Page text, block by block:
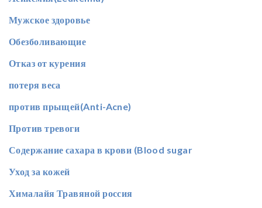
Мужское здоровье
Обезболивающие
Отказ от курения
потеря веса
против прыщей(Anti-Acne)
Против тревоги
Содержание сахара в крови (Blood sugar
Уход за кожей
Хималайя Травяной россия